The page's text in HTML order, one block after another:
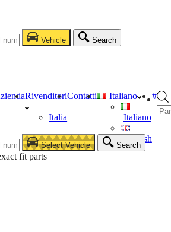
Vehicle Search
Rivenditori
Italia
Contatti Italiano
Italiano
English
#
Select Vehicle Search
fit parts